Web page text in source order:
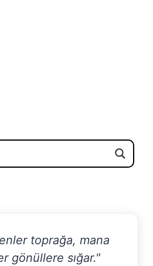
toprağa, mana
gönüllere sığar."